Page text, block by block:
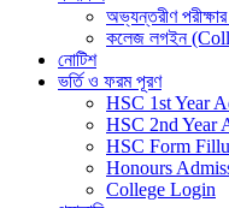
অভ্যন্তরীণ
কলেজ লগইন
নোটিশ
ভর্তি ও ফরম পূরণ
HSC 1st Year
HSC 2nd Year
HSC Form
Honours
College Login